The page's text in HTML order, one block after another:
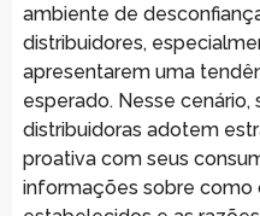
ambiente de
distribuidores,
apresentarem uma
esperado. Nesse cenário,
distribuidoras adotem
proativa com seus
informações sobre como